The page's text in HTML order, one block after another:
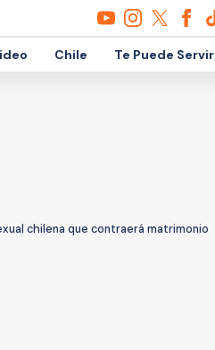
Chile Te Puede Servir
chilena que contraerá matrimonio